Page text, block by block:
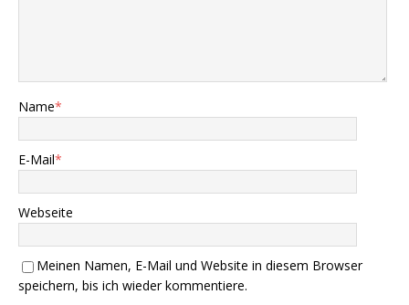
Name*
E-Mail*
Webseite
Meinen Namen, E-Mail und Website in diesem Browser
speichern, bis ich wieder kommentiere.